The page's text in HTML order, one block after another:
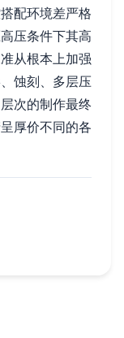
配环境差严格
压条件下其高
从根本上加强
蚀刻、多层压
次的制作最终
厚价不同的各